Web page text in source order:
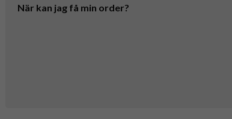
När kan jag få min order?